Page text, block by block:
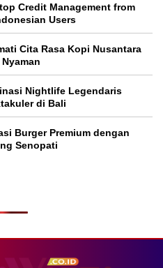
Credit Management from
Users
Cita Rasa Kopi Nusantara
Nightlife Legendaris
di Bali
Burger Premium dengan
Senopati